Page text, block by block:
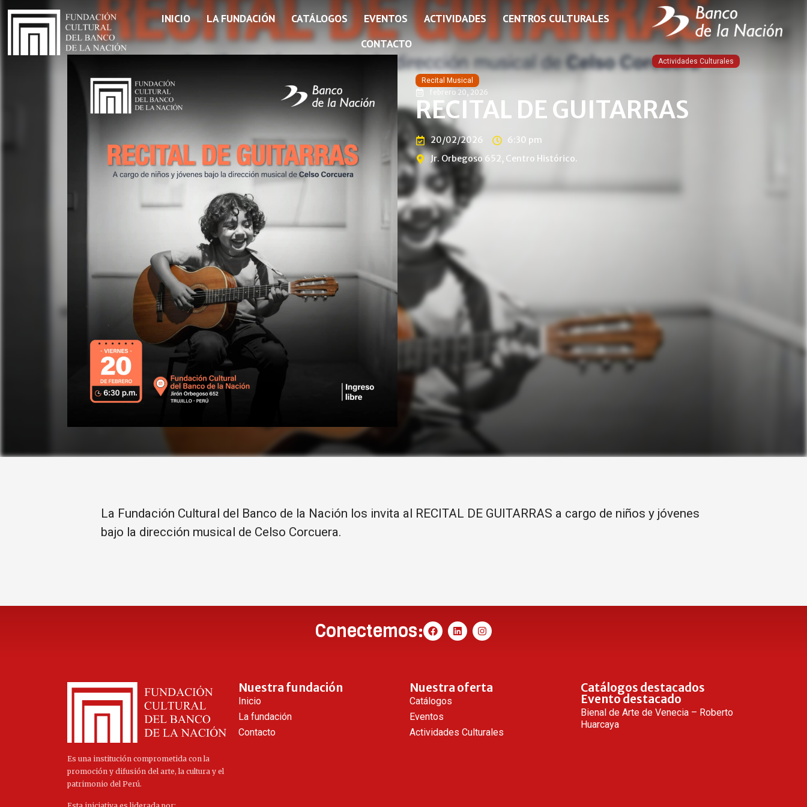
INICIO LA FUNDACIÓN CATÁLOGOS EVENTOS ACTIVIDADES
CENTROS CULTURALES
CONTACTO
Actividades Culturales
Recital Musical
febrero 20, 2026
RECITAL DE GUITARRAS
20/02/2026
6:30 pm
Jr. Orbegoso 652, Centro Histórico.
La Fundación Cultural del Banco de la Nación los invita al RECITAL DE GUITARRAS a cargo de niños y jóvenes
bajo la dirección musical de Celso Corcuera.
Conectemos:
Es una institución comprometida con la
promoción y difusión del arte, la cultura y el
patrimonio del Perú.
Nuestra fundación
Inicio
La fundación
Contacto
Nuestra oferta
Catálogos
Eventos
Actividades Culturales
Catálogos destacados
Evento destacado
Bienal de Arte de Venecia – Roberto
Huarcaya